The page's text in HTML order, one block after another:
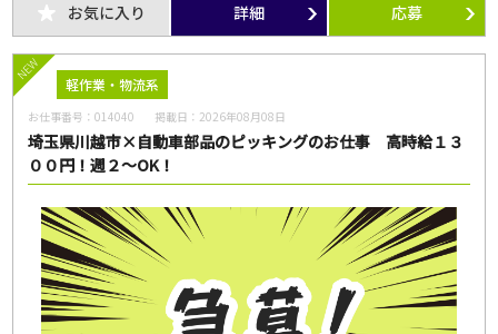
お気に入り 詳細 応募
NEW
軽作業・物流系
お仕事番号：014040 掲載日： 2026年08月08日
埼玉県川越市×自動車部品のピッキングのお仕事 高時給１３
００円！週２～OK！